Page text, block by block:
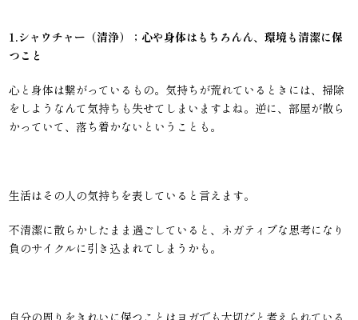
1.シャウチャー（清浄）；心や身体はもちろんん、環境も清潔に保
つこと
心と身体は繋がっているもの。気持ちが荒れているときには、掃除
をしようなんて気持ちも失せてしまいますよね。逆に、部屋が散ら
かっていて、落ち着かないということも。
生活はその人の気持ちを表していると言えます。
不清潔に散らかしたまま過ごしていると、ネガティブな思考になり
負のサイクルに引き込まれてしまうかも。
自分の周りをきれいに保つことはヨガでも大切だと考えられている